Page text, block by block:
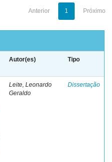
Anterior 1 Próximo
Autor(es) Tipo
Leite, Leonardo
Geraldo
Dissertação